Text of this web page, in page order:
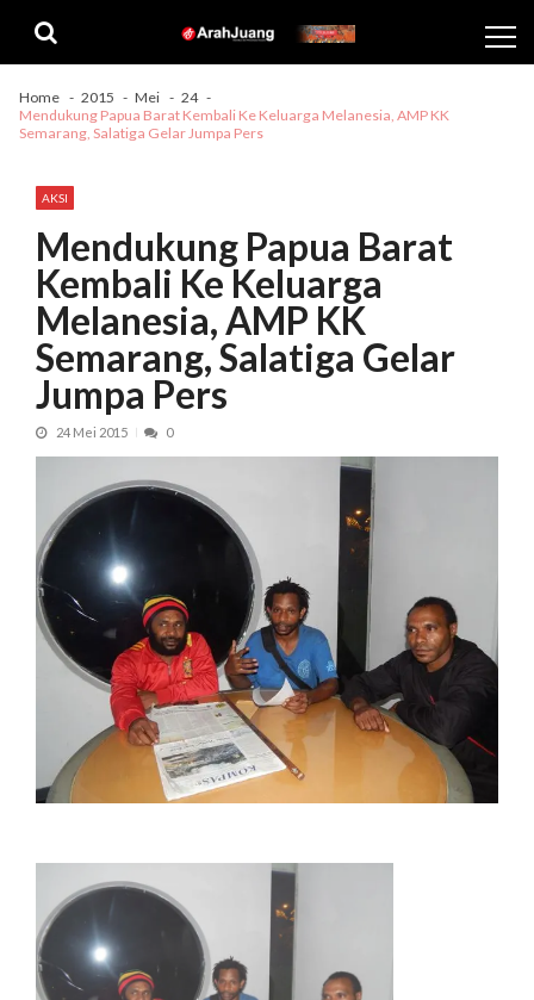
navigation
content
Home 2015 Mei
24
Mendukung Papua Barat Kembali Ke Keluarga Melanesia, AMP KK
Semarang, Salatiga Gelar Jumpa Pers
AKSI
Mendukung Papua Barat
Kembali Ke Keluarga
Melanesia, AMP KK
Semarang, Salatiga Gelar
Jumpa Pers
24 Mei 2015 0